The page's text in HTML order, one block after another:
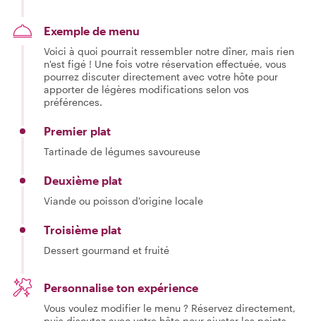
Exemple de menu
Voici à quoi pourrait ressembler notre dîner, mais rien
n'est figé ! Une fois votre réservation effectuée, vous
pourrez discuter directement avec votre hôte pour
apporter de légères modifications selon vos
préférences.
Premier plat
Tartinade de légumes savoureuse
Deuxième plat
Viande ou poisson d'origine locale
Troisième plat
Dessert gourmand et fruité
Personnalise ton expérience
Vous voulez modifier le menu ? Réservez directement,